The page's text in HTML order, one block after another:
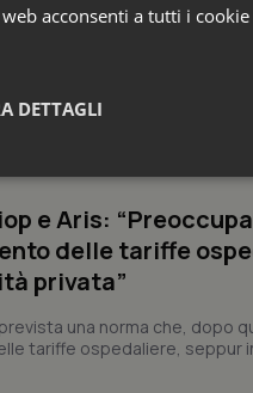
e Professioni
e Aris:
delle tariffe
privata”
una norma che, dopo
tariffe ospedaliere, seppur
acconsenti a tutti i
DETTAGLI
Necessari